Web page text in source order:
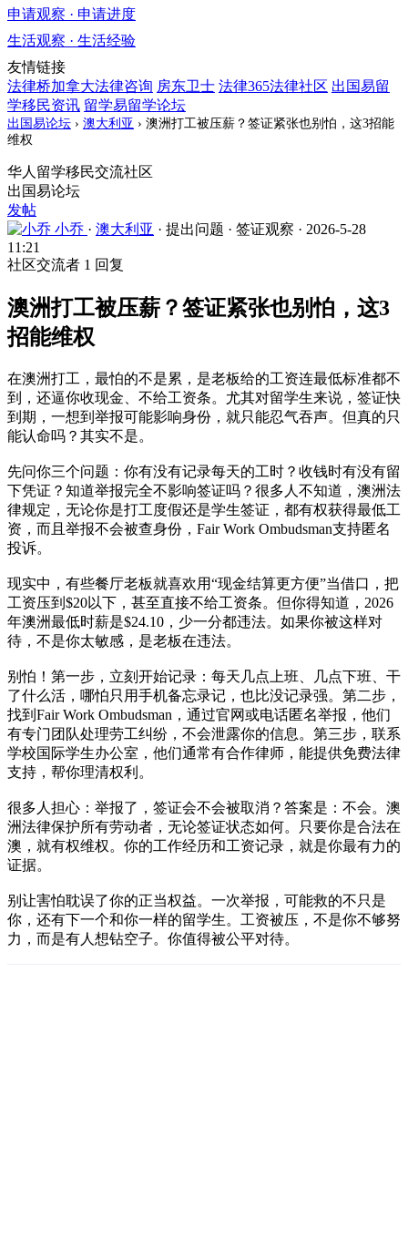
申请观察 · 申请进度
生活观察 · 生活经验
友情链接
法律桥加拿大法律咨询 房东卫士 法律365法律社区 出国易留
学移民资讯 留学易留学论坛
出国易论坛 › 澳大利亚 › 澳洲打工被压薪？签证紧张也别怕，这3招能
维权
华人留学移民交流社区
出国易论坛
发帖
小乔 · 澳大利亚 · 提出问题 · 签证观察 · 2026-5-28
11:21
社区交流者 1 回复
澳洲打工被压薪？签证紧张也别怕，这3
招能维权
在澳洲打工，最怕的不是累，是老板给的工资连最低标准都不
到，还逼你收现金、不给工资条。尤其对留学生来说，签证快
到期，一想到举报可能影响身份，就只能忍气吞声。但真的只
能认命吗？其实不是。
先问你三个问题：你有没有记录每天的工时？收钱时有没有留
下凭证？知道举报完全不影响签证吗？很多人不知道，澳洲法
律规定，无论你是打工度假还是学生签证，都有权获得最低工
资，而且举报不会被查身份，Fair Work Ombudsman支持匿名
投诉。
现实中，有些餐厅老板就喜欢用“现金结算更方便”当借口，把
工资压到$20以下，甚至直接不给工资条。但你得知道，2026
年澳洲最低时薪是$24.10，少一分都违法。如果你被这样对
待，不是你太敏感，是老板在违法。
别怕！第一步，立刻开始记录：每天几点上班、几点下班、干
了什么活，哪怕只用手机备忘录记，也比没记录强。第二步，
找到Fair Work Ombudsman，通过官网或电话匿名举报，他们
有专门团队处理劳工纠纷，不会泄露你的信息。第三步，联系
学校国际学生办公室，他们通常有合作律师，能提供免费法律
支持，帮你理清权利。
很多人担心：举报了，签证会不会被取消？答案是：不会。澳
洲法律保护所有劳动者，无论签证状态如何。只要你是合法在
澳，就有权维权。你的工作经历和工资记录，就是你最有力的
证据。
别让害怕耽误了你的正当权益。一次举报，可能救的不只是
你，还有下一个和你一样的留学生。工资被压，不是你不够努
力，而是有人想钻空子。你值得被公平对待。